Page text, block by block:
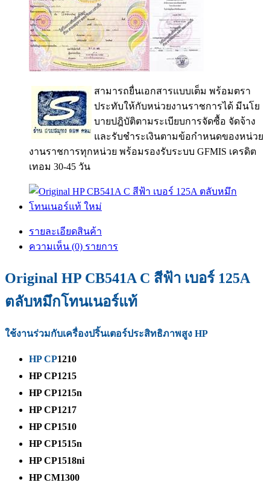
สามารถยื่นเอกสารแบบเต็ม พร้อมตรา
ประทับให้กับหน่วยงานราชการได้ มีนโย
บายปฎิบัติตามระเบียบการจัดซื้อ จัดจ้าง
และรับชำระเงินตามข้อกำหนดของหน่วย
งานราชการทุกหน่วย พร้อมรองรับระบบ GFMIS เครดิต
เทอม 30-45 วัน
รายละเอียดสินค้า
ความเห็น (0) รายการ
Original HP CB541A C สีฟ้า เบอร์ 125A
ตลับหมึกโทนเนอร์แท้
ใช้งานร่วมกับเครื่องปริ้นเตอร์ประสิทธิภาพสูง HP
HP CP1210
HP CP1215
HP CP1215n
HP CP1217
HP CP1510
HP CP1515n
HP CP1518ni
HP CM1300